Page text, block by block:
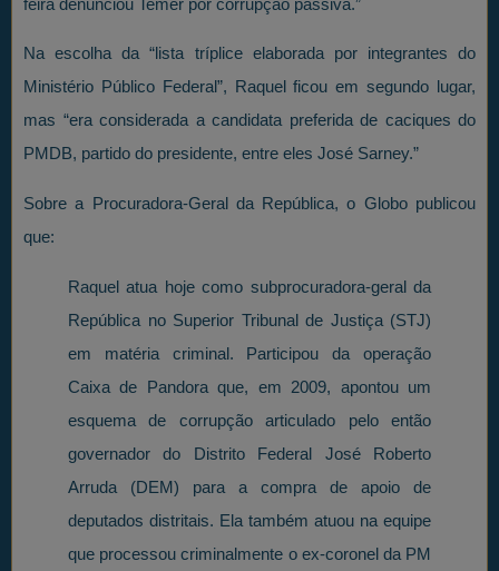
feira denunciou Temer por corrupção passiva.”
Na escolha da “lista tríplice elaborada por integrantes do
Ministério Público Federal”, Raquel ficou em segundo lugar,
mas “era considerada a candidata preferida de caciques do
PMDB, partido do presidente, entre eles José Sarney.”
Sobre a Procuradora-Geral da República, o Globo publicou
que:
Raquel atua hoje como subprocuradora-geral da
República no Superior Tribunal de Justiça (STJ)
em matéria criminal. Participou da operação
Caixa de Pandora que, em 2009, apontou um
esquema de corrupção articulado pelo então
governador do Distrito Federal José Roberto
Arruda (DEM) para a compra de apoio de
deputados distritais. Ela também atuou na equipe
que processou criminalmente o ex-coronel da PM